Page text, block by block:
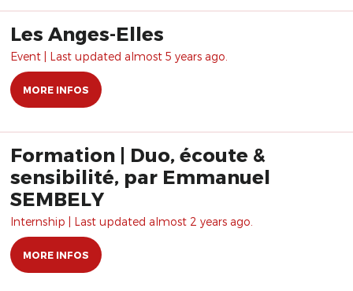
Les Anges-Elles
Event | Last updated almost 5 years ago.
MORE INFOS
Formation | Duo, écoute &
sensibilité, par Emmanuel
SEMBELY
Internship | Last updated almost 2 years ago.
MORE INFOS